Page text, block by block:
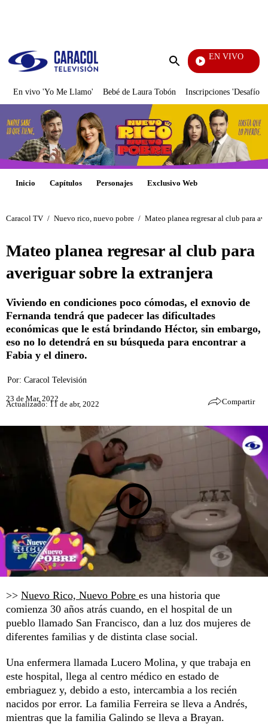
Enviar
EN VIVO
Vecinos
En vivo 'Yo Me Llamo' Bebé de Laura Tobón Inscripciones 'Desafío'
Inicio Capítulos Personajes Exclusivo Web
Caracol TV / Nuevo rico, nuevo pobre / Mateo planea regresar al club para
Mateo planea regresar al club para
averiguar sobre la extranjera
Viviendo en condiciones poco cómodas, el exnovio de
Fernanda tendrá que padecer las dificultades
económicas que le está brindando Héctor, sin embargo,
eso no lo detendrá en su búsqueda para encontrar a
Fabia y el dinero.
Por: Caracol Televisión
23 de Mar, 2022
Actualizado: 11 de abr, 2022 Compartir
>> Nuevo Rico, Nuevo Pobre es una historia que
comienza 30 años atrás cuando, en el hospital de un
pueblo llamado San Francisco, dan a luz dos mujeres de
diferentes familias y de distinta clase social.
Una enfermera llamada Lucero Molina, y que trabaja en
este hospital, llega al centro médico en estado de
embriaguez y, debido a esto, intercambia a los recién
nacidos por error. La familia Ferreira se lleva a Andrés,
mientras que la familia Galindo se lleva a Brayan.